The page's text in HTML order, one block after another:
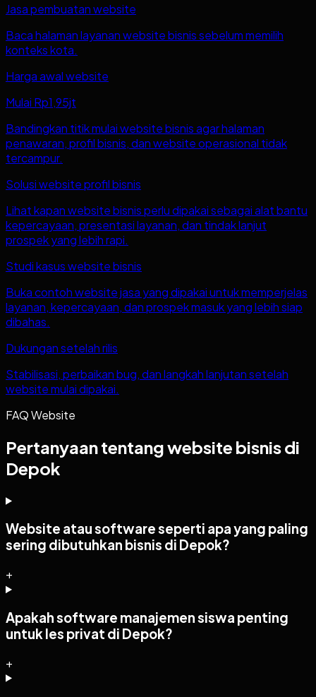
Jasa pembuatan website
Baca halaman layanan website bisnis sebelum memilih
konteks kota.
Harga awal website
Mulai Rp1,95jt
Bandingkan titik mulai website bisnis agar halaman
penawaran, profil bisnis, dan website operasional tidak
tercampur.
Solusi website profil bisnis
Lihat kapan website bisnis perlu dipakai sebagai alat bantu
kepercayaan, presentasi layanan, dan tindak lanjut
prospek yang lebih rapi.
Studi kasus website bisnis
Buka contoh website jasa yang dipakai untuk memperjelas
layanan, kepercayaan, dan prospek masuk yang lebih siap
dibahas.
Dukungan setelah rilis
Stabilisasi, perbaikan bug, dan langkah lanjutan setelah
website mulai dipakai.
FAQ Website
Pertanyaan tentang website bisnis di
Depok
Website atau software seperti apa yang paling
sering dibutuhkan bisnis di Depok?
+
Apakah software manajemen siswa penting
untuk les privat di Depok?
+